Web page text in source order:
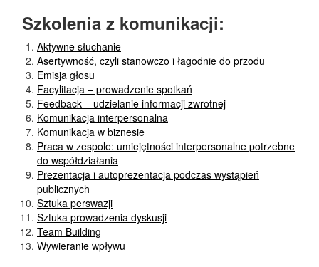
Szkolenia z komunikacji:
Aktywne słuchanie
Asertywność, czyli stanowczo i łagodnie do przodu
Emisja głosu
Facylitacja – prowadzenie spotkań
Feedback – udzielanie informacji zwrotnej
Komunikacja interpersonalna
Komunikacja w biznesie
Praca w zespole: umiejętności interpersonalne potrzebne
do współdziałania
Prezentacja i autoprezentacja podczas wystąpień
publicznych
Sztuka perswazji
Sztuka prowadzenia dyskusji
Team Building
Wywieranie wpływu